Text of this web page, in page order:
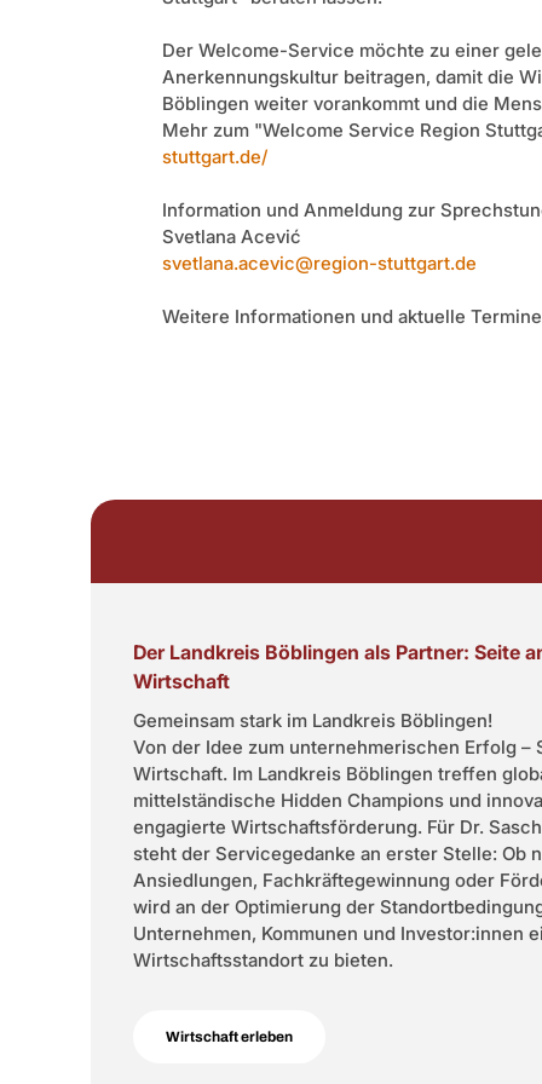
Der Welcome-Service möchte zu einer
Anerkennungskultur beitragen, damit die
Böblingen weiter vorankommt und die
Mehr zum "Welcome Service Region
stuttgart.de/
Information und Anmeldung zur
Svetlana Acević
svetlana.acevic@region-stuttgart.de
Weitere Informationen und aktuelle
Der Landkreis Böblingen als Partner: Seite
Wirtschaft
Gemeinsam stark im Landkreis Böblingen!
Von der Idee zum unternehmerischen Erfolg –
Wirtschaft. Im Landkreis Böblingen treffen
mittelständische Hidden Champions und
engagierte Wirtschaftsförderung. Für Dr.
steht der Servicegedanke an erster Stelle: Ob
Ansiedlungen, Fachkräftegewinnung oder
wird an der Optimierung der
Unternehmen, Kommunen und Investor:innen
Wirtschaftsstandort zu bieten.
Wirtschaft erleben